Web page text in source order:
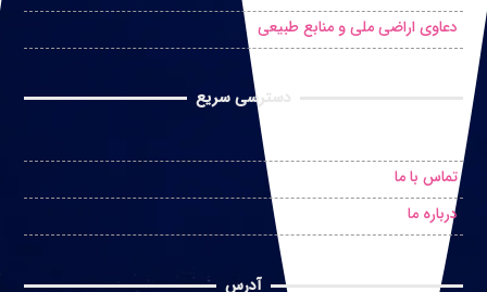
دعاوی اراضی ملی و منابع طبیعی
دسترسی سریع
تماس با ما
درباره ما
آدرس